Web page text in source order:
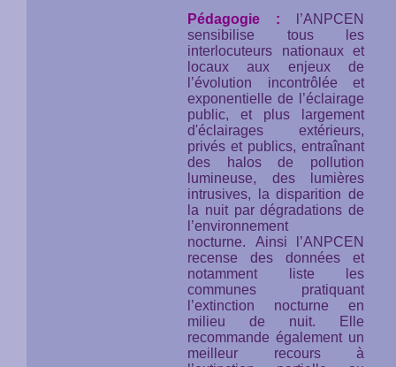
Pédagogie :
l’ANPCEN
sensibilise tous les
interlocuteurs nationaux et
locaux aux enjeux de
l’évolution incontrôlée et
exponentielle de l’éclairage
public, et plus largement
d'éclairages extérieurs,
privés et publics, entraînant
des halos de pollution
lumineuse, des lumières
intrusives, la disparition de
la nuit par dégradations de
l’environnement
nocturne. Ainsi l’ANPCEN
recense des données et
notamment liste les
communes pratiquant
l’extinction nocturne en
milieu de nuit. Elle
recommande également un
meilleur recours à